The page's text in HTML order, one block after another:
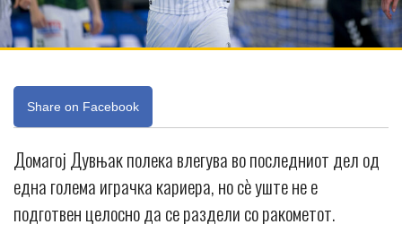
Share on Facebook
Домагој Дувњак полека влегува во последниот дел од
една голема играчка кариера, но сè уште не е
подготвен целосно да се раздели со ракометот.